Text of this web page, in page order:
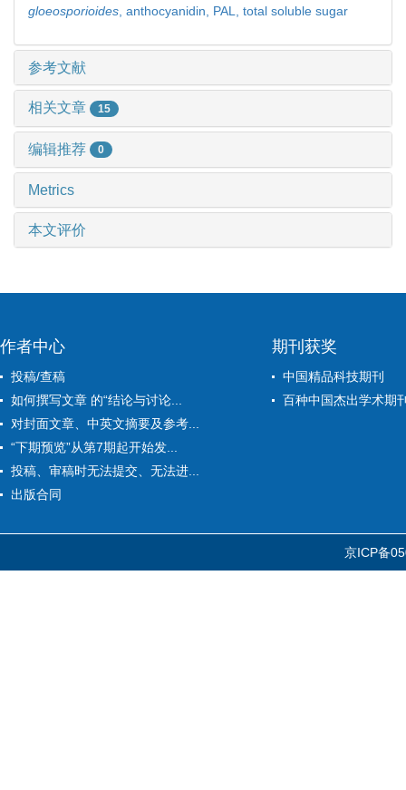
gloeosporioides anthocyanidin, PAL, total soluble sugar
参考文献
相关文章 15
编辑推荐 0
Metrics
本文评价
作者中心
投稿/查稿
如何撰写文章 的“结论与讨论...
对封面文章、中英文摘要及参考...
“下期预览”从第7期起开始发...
投稿、审稿时无法提交、无法进...
出版合同
期刊获奖
中国精品科技期刊
百种中国杰出学术期
京ICP备